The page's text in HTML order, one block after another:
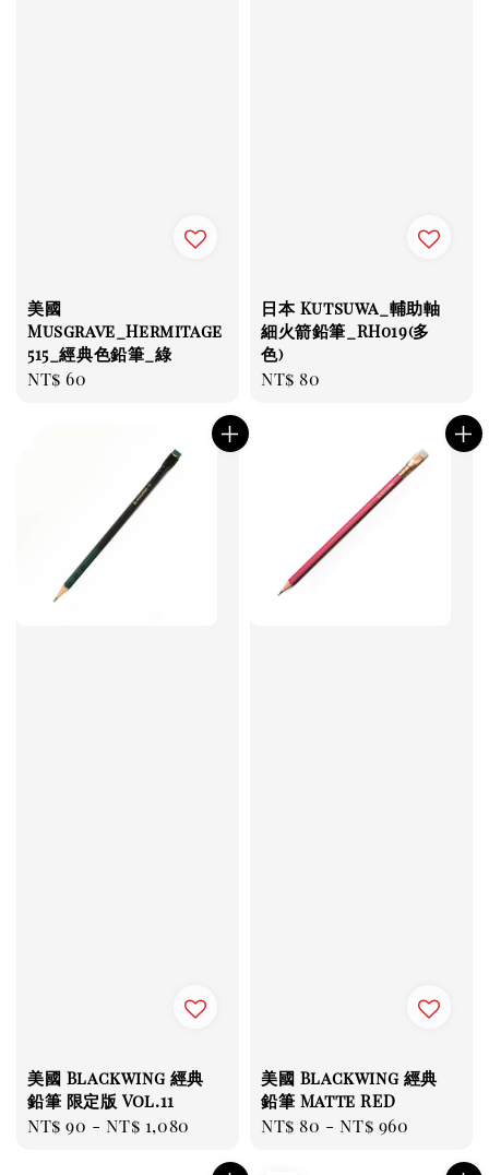
美國
Musgrave_Hermitage
515_經典色鉛筆_綠
Regular
NT$ 60
日本 Kutsuwa_輔助軸
細火箭鉛筆_RH019(多
色)
Regular
NT$ 80
美國 Blackwing 經典
鉛筆 限定版 Vol.11
Regular
NT$ 90 -NT$ 1,080
美國 Blackwing 經典
鉛筆 Matte RED
Regular
NT$ 80 -NT$ 960